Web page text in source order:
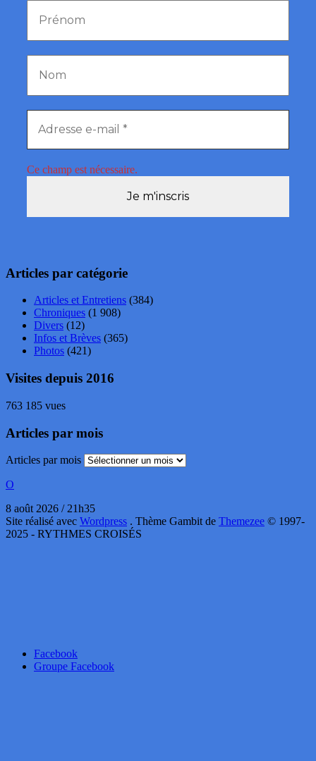
Ce champ est nécessaire.
Articles par catégorie
Articles et Entretiens (384)
Chroniques (1 908)
Divers (12)
Infos et Brèves (365)
Photos (421)
Visites depuis 2016
763 185 vues
Articles par mois
Articles par mois
O
8 août 2026 / 21h35
Site réalisé avec Wordpress . Thème Gambit de Themezee © 1997-
2025 - RYTHMES CROISÉS
Facebook
Groupe Facebook